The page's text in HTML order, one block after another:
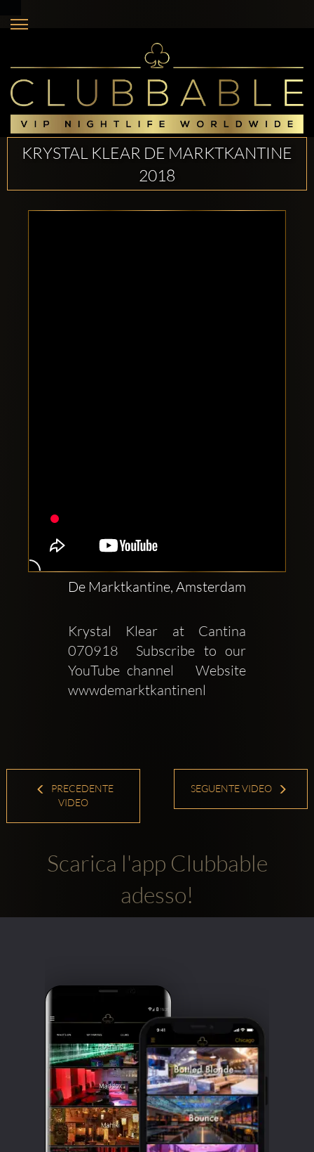
KRYSTAL KLEAR DE MARKTKANTINE
2018
De Marktkantine, Amsterdam
Krystal Klear at Cantina
070918  Subscribe to our
YouTube channel   Website
wwwdemarktkantinenl
PRECEDENTE
VIDEO
SEGUENTE VIDEO
Scarica l'app Clubbable
adesso!